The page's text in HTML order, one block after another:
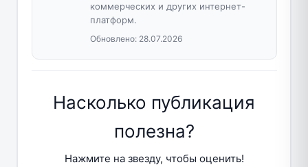
коммерческих и других интернет-
платформ.
Обновлено: 28.07.2026
Насколько публикация
полезна?
Нажмите на звезду, чтобы оценить!